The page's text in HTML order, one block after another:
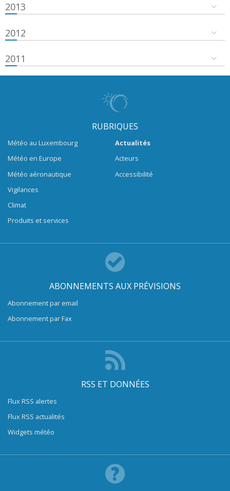
2013
2012
2011
RUBRIQUES
Météo au Luxembourg
Météo en Europe
Météo aéronautique
Vigilances
Climat
Produits et services
Actualités
Acteurs
Accessibilité
ABONNEMENTS AUX PRÉVISIONS
Abonnement par email
Abonnement par Fax
RSS ET DONNÉES
Flux RSS alertes
Flux RSS actualités
Widgets météo